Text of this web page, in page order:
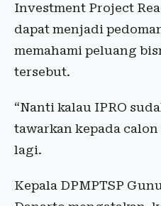
Investment Project
dapat menjadi
memahami peluang
tersebut.
“Nanti kalau IPRO
tawarkan kepada calon
lagi.
Kepala DPMPTSP